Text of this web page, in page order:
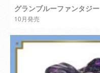
グランブルーファンタジー
10月発売